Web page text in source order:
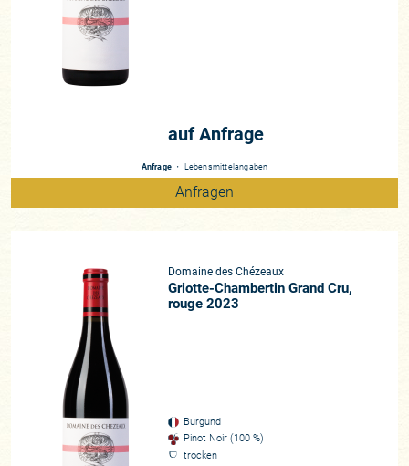
und das Kernstück, die Parzelle des Grand Cru Griotte-
Chambertin ebenfalls zu erhalten sowie mit den anderen
auszuhandeln. Mit dem ersten Jahrgang (2023) gehört ihm
legendärer Crus wie Lavaux-St-Jacques und einige
ermöglichten.
über einen Sortiertisch im Weingut penibel selektiert wurden.
Ein Vorgehensweise, der auch in warmen Jahrgängen treu
bleibt. Wichtig ist der Lesezeitpunkt, dessen „Amplitude“
aufgrund der verschiedenen Appellationen entsprechend
„breiter“ ausfällt. Die Trauben vergären in den offenen
Gärbottichen und werden nur sehr schonend extrahiert. Beim
Ausbau setzt Charles auf unterschiedlichste tonnelleries, um
die Eigenheiten der Fässer zu nivellieren. Rund 18 Monate
verbringen die Weine im Fass.
auf Anfrage
Anfrage・ Lebensmittelangaben
Anfragen
Domaine des Chézeaux
Griotte-Chambertin Grand Cru,
rouge 2023
Burgund
Pinot Noir (100 %)
trocken